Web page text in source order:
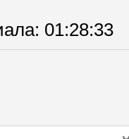
: 01:28:33